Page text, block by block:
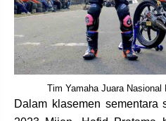
Tim Yamaha Juara
Dalam klasemen sementara